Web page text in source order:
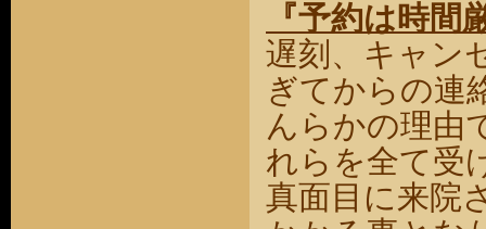
『予約は時間
遅刻、 キャン
ぎてからの連
んらかの理由
れらを全て受
真面目に来院